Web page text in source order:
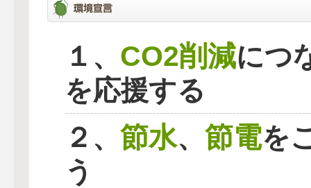
１、 CO2削減につ
を応援する
２、 節水、 節電を
う